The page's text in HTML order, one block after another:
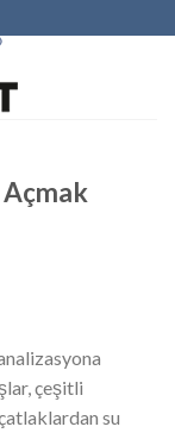
çeşitli
su